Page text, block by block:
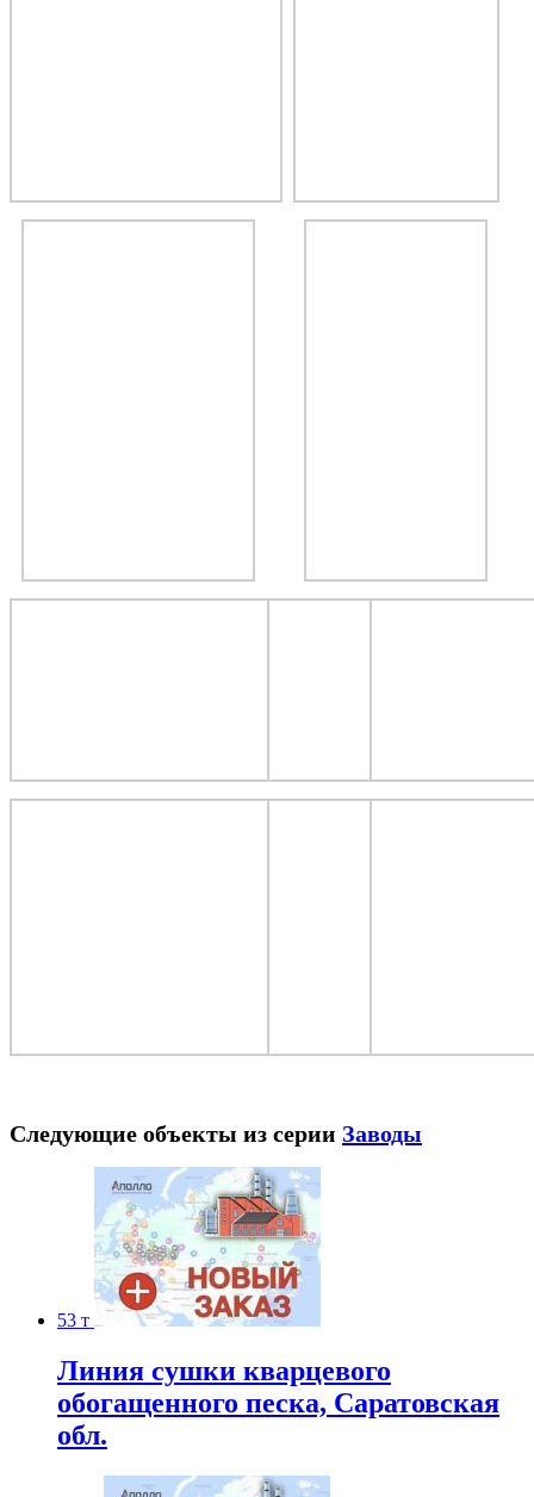
Следующие объекты из серии Заводы
53 т
Линия сушки кварцевого
обогащенного песка, Саратовская
обл.